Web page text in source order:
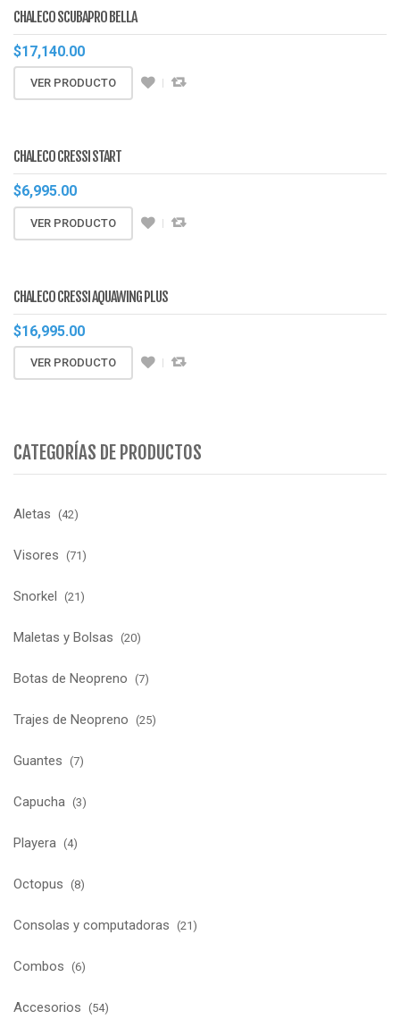
CHALECO SCUBAPRO BELLA
$17,140.00
VER PRODUCTO
CHALECO CRESSI START
$6,995.00
VER PRODUCTO
CHALECO CRESSI AQUAWING PLUS
$16,995.00
VER PRODUCTO
CATEGORÍAS DE PRODUCTOS
Aletas (42)
Visores (71)
Snorkel (21)
Maletas y Bolsas (20)
Botas de Neopreno (7)
Trajes de Neopreno (25)
Guantes (7)
Capucha (3)
Playera (4)
Octopus (8)
Consolas y computadoras (21)
Combos (6)
Accesorios (54)